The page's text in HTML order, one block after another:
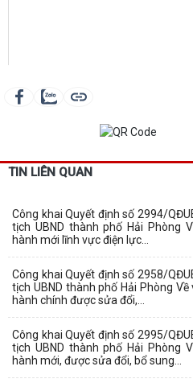
TIN LIÊN QUAN
Công khai Quyết định số 2994/
tịch UBND thành phố Hải Phòng
hành mới lĩnh vực điện lực...
Công khai Quyết định số 2958/
tịch UBND thành phố Hải Phòng
hành chính được sửa đổi,...
Công khai Quyết định số 2995/
tịch UBND thành phố Hải Phòng
hành mới, được sửa đổi, bổ sung...